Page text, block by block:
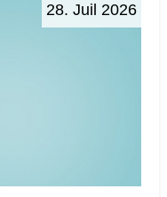
28. Juil 2026